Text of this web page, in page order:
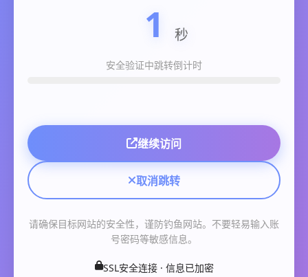
1
安全验证中跳转倒计时
继续访问
取消跳转
请确保目标网站的安全性，谨防钓鱼网站。不要轻易输入账
号密码等敏感信息。
SSL安全连接 · 信息已加密